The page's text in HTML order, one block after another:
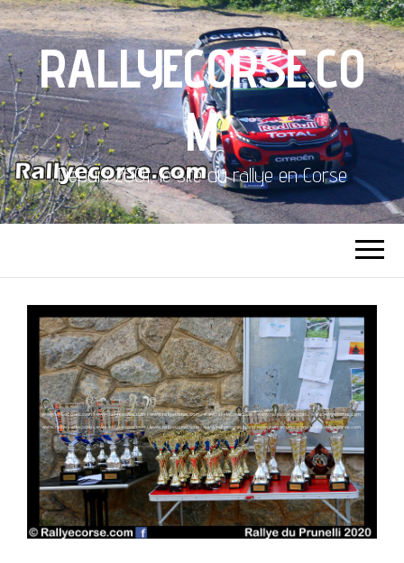
RALLYECORSE.CO
M
Depuis 2001, le site du rallye en Corse